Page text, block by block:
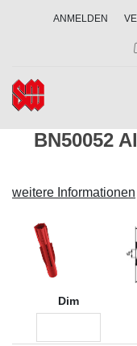
ANMELDEN
BN50052
weitere Informationen
Dim